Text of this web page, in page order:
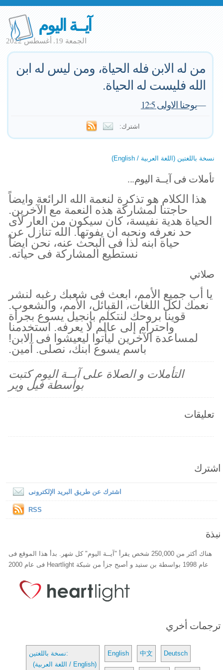
آيــة اليوم
الجمعة 19. أغسطس 2022
من له الابن فله الحياة، ومن ليس له ابن
الله فليست له الحياة.
—يوحنا الاولى 12:5
اشترك:
نسخة باللغتين (اللغة العربية / English)
تأملات فى آيــة اليوم...
هذا الكلام هو تذكرة لنعمة الله الرائعة وايضاً
حاجتنا لمشاركة هذه النعمة مع الآخرين.
الحياة هدية نفيسة، كان سيكون من العار لأى
حد نعرفه ونحبه ان يفوتها. الله تنازل عن
حياة ابنه لذا فى البحث عنه، نحن ايضاً
نستطيع المشاركة فى حياته.
صلاتي
يا أب جميع الأمم، ابعث فى شعبك رغبه لنشر
نعمك لكل اللغات، القبائل، الأمم، والشعوب.
قوينا بروحك لنتكلم بإنجيل يسوع بجرأة
واحترام إلى عالم لا يعرفه. استخدمنا
لمساعدة الآخرين ليأتوا ليعيشوا فى الابن!
باسم يسوع ابنك، نصلى. آمين.
التأملات و الصلاة على آيــة اليوم كتبت
بواسطة فيل وير
تعليقات
اشترك
اشترك عن طريق البريد الإلكترونى
RSS
نبذة
هناك أكثر من 250,000 شخص يقرأ "آيــة اليوم" كل شهر. بدأ هذا الموقع فى
عام 1998 بواسطة بن ستيد و أصبح جزأ من شبكة Heartlight فى عام 2000
ترجمات أخري
نسخة باللغتين:
(اللغة العربية / English)
English 中文 Deutsch